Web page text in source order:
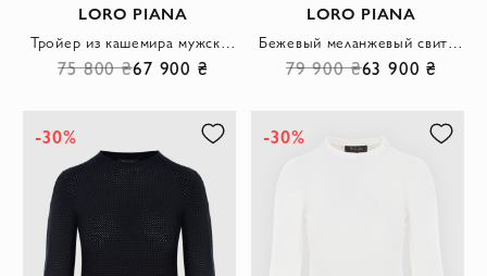
LORO PIANA
75 800 ₴67 900 ₴
LORO PIANA
79 900 ₴63 900 ₴
-30% -30%